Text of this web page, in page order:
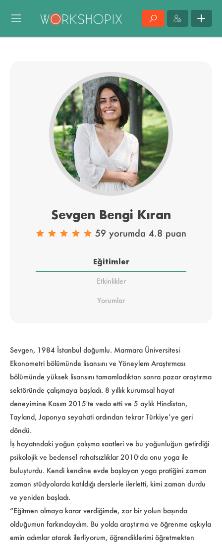
Sevgen Bengi Kıran
59 yorumda 4.8 puan
Eğitimler
Etkinlikler
Yorumlar
Sevgen, 1984 İstanbul doğumlu. Marmara Üniversitesi
Ekonometri bölümünde lisansını ve Yöneylem Araştırması
bölümünde yüksek lisansını tamamladıktan sonra pazar araştırma
sektöründe çalışmaya başladı. 8 yıllık kurumsal hayat
deneyimine Kasım 2015′te veda etti ve 5 aylık Hindistan,
Tayland, Japonya seyahati ardından tekrar Türkiye’ye geri
döndü.
İş hayatındaki yoğun çalışma saatleri ve bu yoğunluğun getirdiği
psikolojik ve bedensel rahatsızlıklar 2010′da onu yoga ile
buluşturdu. Kendi kendine evde başlayan yoga pratiğini zaman
zaman stüdyolarda katıldığı derslerle ilerletti, kimi zaman durdu
ve yeniden başladı.
“Eğitmen olmaya karar verdiğimde, zor bir yolun başında
olduğumun farkındaydım. Bu yolda araştırma ve öğrenme aşkıyla
emin adımlar atarak ilerliyorum, öğrendiklerimi öğretmekten